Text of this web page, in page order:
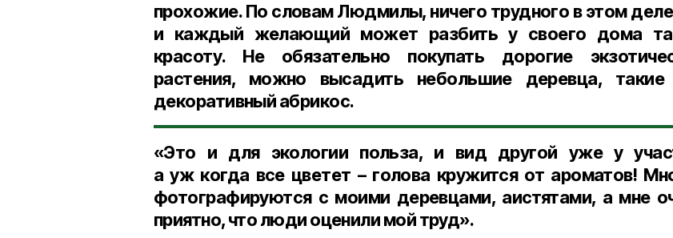
прохожие. По словам Людмилы, ничего трудного в этом
и каждый желающий может разбить у своего дома
красоту. Не обязательно покупать дорогие
растения, можно высадить небольшие деревца, такие
декоративный абрикос.
«Это и для экологии польза, и вид другой уже у
а уж когда все цветет – голова кружится от ароматов!
фотографируются с моими деревцами, аистятами, а мне
приятно, что люди оценили мой труд».